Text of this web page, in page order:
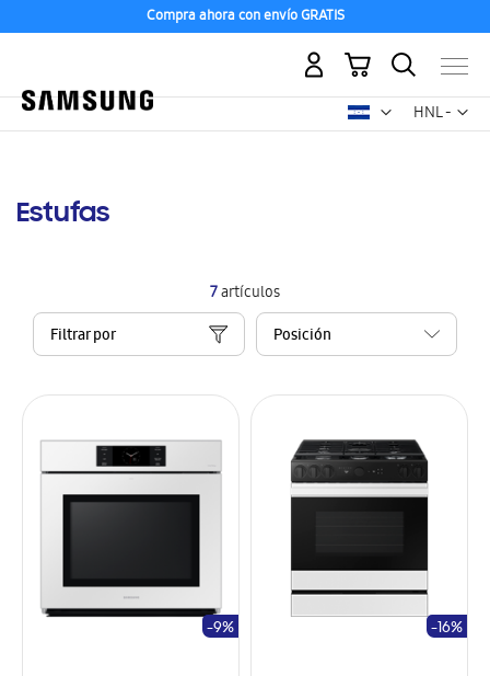
Compra ahora con envío GRATIS
HNL -
lempira
Mi carrito
Estufas
7artículos
Filtrar por
-9% -16%